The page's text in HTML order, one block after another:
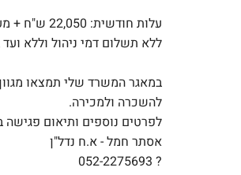
עלות חודשית: 22,050 ש"ח + מע"מ
ללא תשלום דמי ניהול וללא ועד
במאגר המשרד שלי תמצאו
להשכרה ולמכירה.
לפרטים נוספים ותיאום
אסתר חמל - א.ח נדל"ן
? 052-2275693